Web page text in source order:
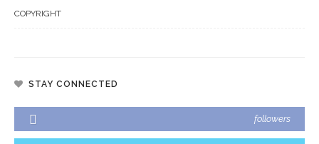
COPYRIGHT
STAY CONNECTED
followers